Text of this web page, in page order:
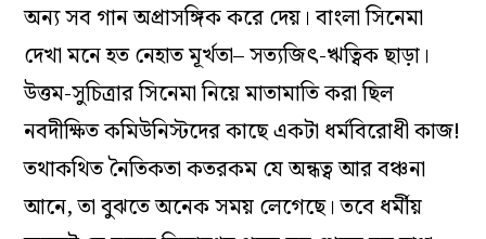
অন্য সব গান অপ্রাসঙ্গিক করে দেয়। বাংলা সিনেমা
দেখা মনে হত নেহাত মূর্খতা– সত্যজিৎ-ঋত্বিক ছাড়া।
উত্তম-সুচিত্রার সিনেমা নিয়ে মাতামাতি করা ছিল
নবদীক্ষিত কমিউনিস্টদের কাছে একটা ধর্মবিরোধী কাজ!
তথাকথিত নৈতিকতা কতরকম যে অন্ধত্ব আর বঞ্চনা
আনে, তা বুঝতে অনেক সময় লেগেছে। তবে ধর্মীয়